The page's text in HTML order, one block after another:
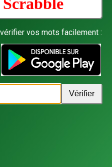
Scrabble
vos mots facilement :